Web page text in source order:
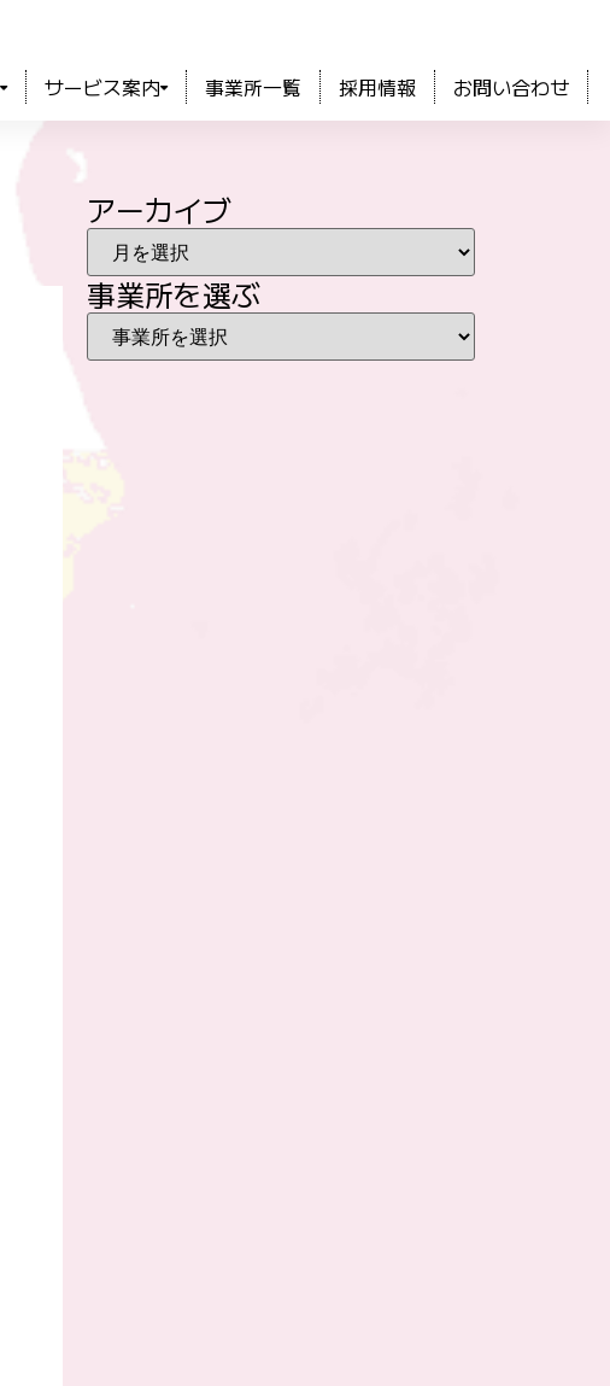
サービス案内 事業所一覧 採用情報 お問い合わせ
アーカイブ
事業所を選ぶ